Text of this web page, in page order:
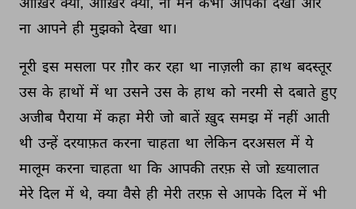
ना आपने ही मुझको देखा था।
नूरी इस मसला पर ग़ौर कर रहा था नाज़ली का हाथ बदस्तूर
उस के हाथों में था उसने उस के हाथ को नरमी से दबाते हुए
अजीब पैराया में कहा मेरी जो बातें ख़ुद समझ में नहीं आती
थी उन्हें दरयाफ़त करना चाहता था लेकिन दरअसल में ये
मालूम करना चाहता था कि आपकी तरफ़ से जो ख़्यालात
मेरे दिल में थे, क्या वैसे ही मेरी तरफ़ से आपके दिल में भी